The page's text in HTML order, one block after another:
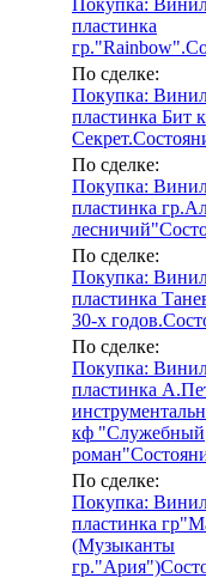
пластинка
По сделке:
Покупка:
пластинка Бит
По сделке:
Покупка:
пластинка
По сделке:
Покупка:
пластинка
30-х
По сделке:
Покупка:
пластинка
кф "Служебный
По сделке:
Покупка:
пластинка
(Музыканты